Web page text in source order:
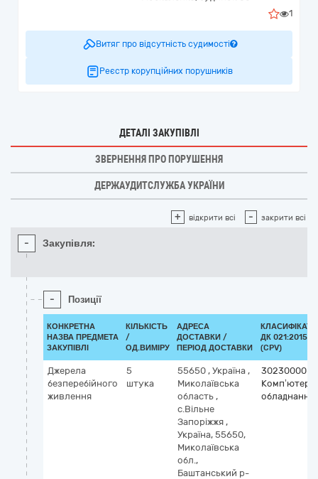
1
Витяг про відсутність судимості
Реєстр корупційних порушників
ДЕТАЛІ ЗАКУПІВЛІ
ЗВЕРНЕННЯ ПРО ПОРУШЕННЯ
ДЕРЖАУДИТСЛУЖБА УКРАЇНИ
+ відкрити всі - закрити всі
- Закупівля:
- Позиції
КОНКРЕТНА
НАЗВА ПРЕДМЕТА
ЗАКУПІВЛІ
КІЛЬКІСТЬ
/
ОД.ВИМІРУ
АДРЕСА
ДОСТАВКИ /
ПЕРІОД ДОСТАВКИ
ДК 021:2015
(CPV)
Джерела
безперебійного
живлення
5
штука
55650 , Україна ,
Миколаївська
область ,
с.Вільне
Запоріжжя ,
Україна, 55650,
Миколаївська
обл.,
Баштанський р-
30230000-0
обладнання